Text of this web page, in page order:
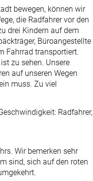
bewegen, können wir
die Radfahrer vor den
drei Kindern auf dem
Büroangestellte
Fahrrad transportiert.
zu sehen. Unsere
auf unseren Wegen
muss. Zu viel
Radfahrer,
Wir bemerken sehr
sind, sich auf den roten